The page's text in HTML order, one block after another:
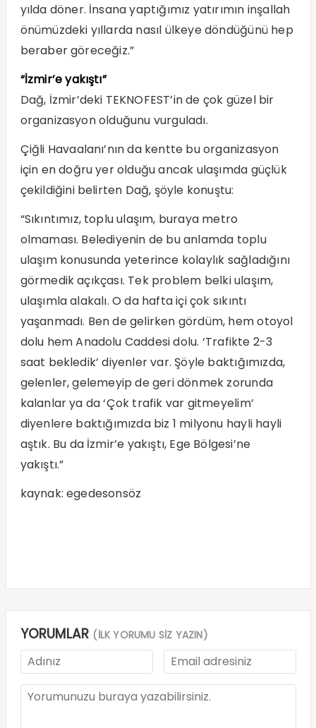
yılda döner. İnsana yaptığımız yatırımın inşallah
önümüzdeki yıllarda nasıl ülkeye döndüğünü hep
beraber göreceğiz.”
“İzmir’e yakıştı”
Dağ, İzmir’deki TEKNOFEST’in de çok güzel bir
organizasyon olduğunu vurguladı.
Çiğli Havaalanı’nın da kentte bu organizasyon
için en doğru yer olduğu ancak ulaşımda güçlük
çekildiğini belirten Dağ, şöyle konuştu:
“Sıkıntımız, toplu ulaşım, buraya metro
olmaması. Belediyenin de bu anlamda toplu
ulaşım konusunda yeterince kolaylık sağladığını
görmedik açıkçası. Tek problem belki ulaşım,
ulaşımla alakalı. O da hafta içi çok sıkıntı
yaşanmadı. Ben de gelirken gördüm, hem otoyol
dolu hem Anadolu Caddesi dolu. ‘Trafikte 2-3
saat bekledik’ diyenler var. Şöyle baktığımızda,
gelenler, gelemeyip de geri dönmek zorunda
kalanlar ya da ‘Çok trafik var gitmeyelim’
diyenlere baktığımızda biz 1 milyonu hayli hayli
aştık. Bu da İzmir’e yakıştı, Ege Bölgesi’ne
yakıştı.”
kaynak: egedesonsöz
YORUMLAR (İLK YORUMU SİZ YAZIN)